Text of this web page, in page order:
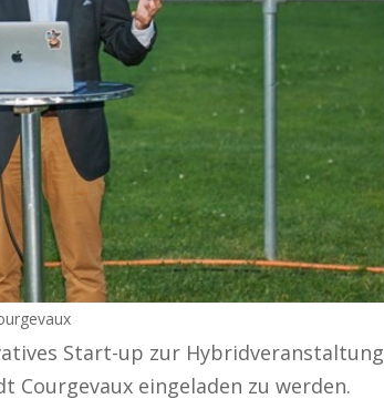
Start-up zur Hybridveranstaltung
Courgevaux eingeladen zu werden.